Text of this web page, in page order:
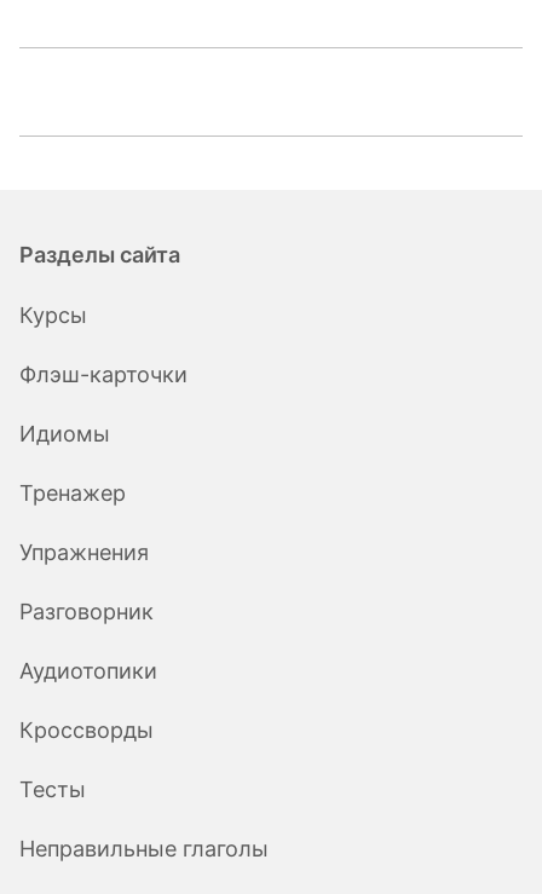
Разделы сайта
Курсы
Флэш-карточки
Идиомы
Тренажер
Упражнения
Разговорник
Аудиотопики
Кроссворды
Тесты
Неправильные глаголы